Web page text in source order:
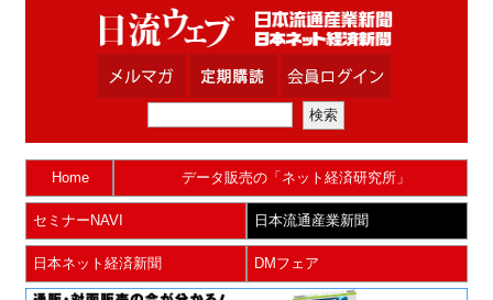
Home データ販売の「ネット経済研究所」
セミナーNAVI 日本流通産業新聞
日本ネット経済新聞 DMフェア